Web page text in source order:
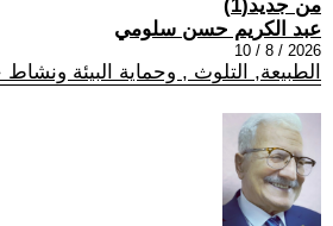
من جديد(1)
عبد الكريم حسن سلومي
2026 / 8 / 10
الطبيعة, التلوث , وحماية البيئة